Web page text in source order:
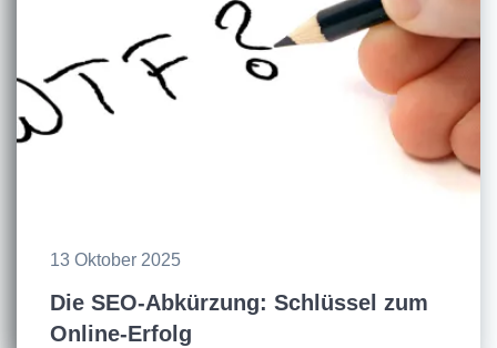
13 Oktober 2025
Die SEO-Abkürzung: Schlüssel zum
Online-Erfolg